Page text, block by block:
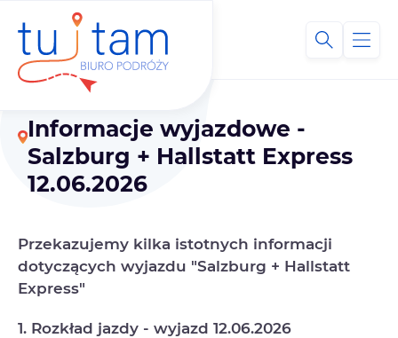
Informacje wyjazdowe -
Salzburg + Hallstatt Express
12.06.2026
Przekazujemy kilka istotnych informacji
dotyczących wyjazdu "Salzburg + Hallstatt
Express"
1. Rozkład jazdy - wyjazd 12.06.2026